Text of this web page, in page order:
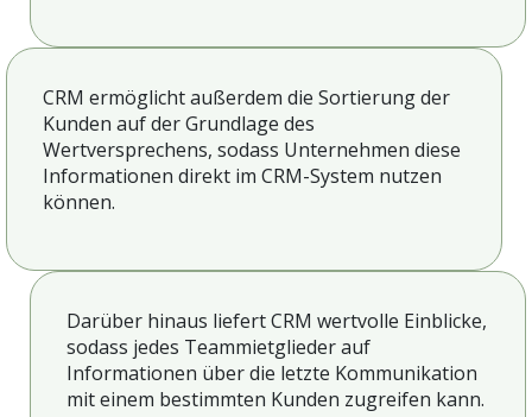
CRM ermöglicht außerdem die Sortierung der
Kunden auf der Grundlage des
Wertversprechens, sodass Unternehmen diese
Informationen direkt im CRM-System nutzen
können.
Darüber hinaus liefert CRM wertvolle Einblicke,
sodass jedes Teammietglieder auf
Informationen über die letzte Kommunikation
mit einem bestimmten Kunden zugreifen kann.